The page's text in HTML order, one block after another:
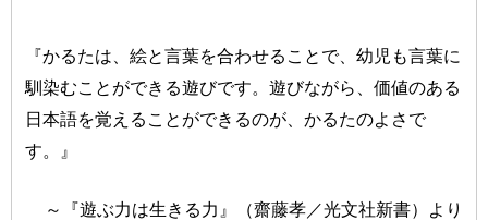
『かるたは、絵と言葉を合わせることで、幼児も言葉に
馴染むことができる遊びです。遊びながら、価値のある
日本語を覚えることができるのが、かるたのよさで
す。』
～『遊ぶ力は生きる力』（齋藤孝／光文社新書）より